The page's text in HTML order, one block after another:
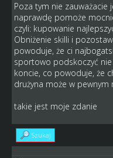
Poza tym nie
naprawdę pomoże
czyli: kupowanie
Obniżenie skilli i
powoduje, że ci
sportowo podskoczyć
koncie, co powoduje, że
drużyna może w
takie jest moje zdanie
Szukaj